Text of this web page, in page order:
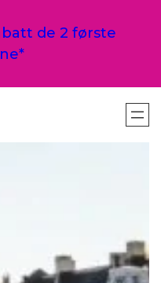
de 2 første